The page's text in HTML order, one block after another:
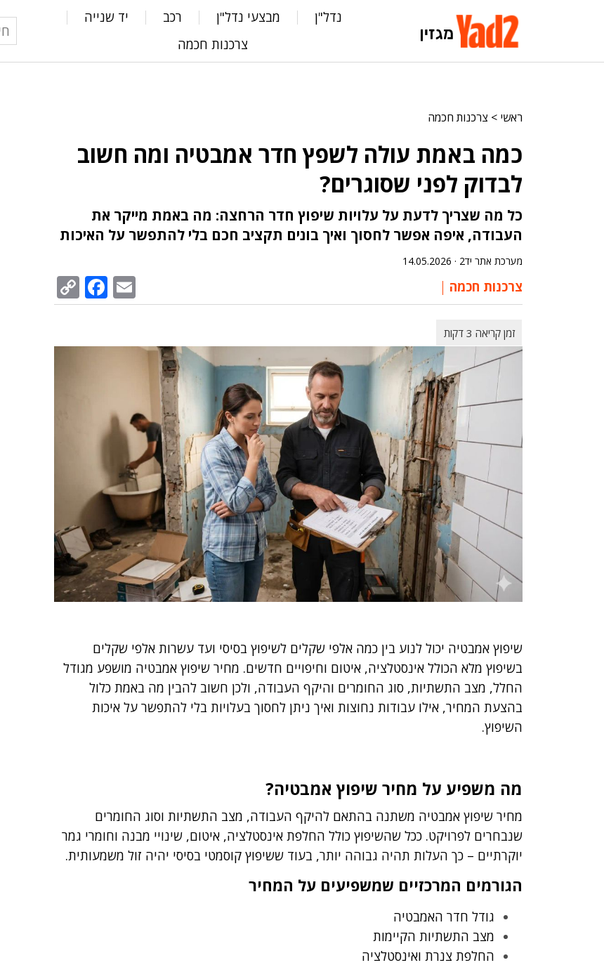
נדל"ן מבצעי נדל"ן רכב
יד שנייה
צרכנות חכמה
ראשי > צרכנות חכמה
כמה באמת עולה לשפץ חדר אמבטיה ומה חשוב
לבדוק לפני שסוגרים?
כל מה שצריך לדעת על עלויות שיפוץ חדר הרחצה: מה באמת מייקר את
העבודה, איפה אפשר לחסוך ואיך בונים תקציב חכם בלי להתפשר על האיכות
מערכת אתר יד2 · 14.05.2026
צרכנות חכמה Email
Facebook
Link
שיפוץ אמבטיה יכול לנוע בין כמה אלפי שקלים לשיפוץ בסיסי ועד עשרות אלפי שקלים
בשיפוץ מלא הכולל אינסטלציה, איטום וחיפויים חדשים. מחיר שיפוץ אמבטיה מושפע מגודל
החלל, מצב התשתיות, סוג החומרים והיקף העבודה, ולכן חשוב להבין מה באמת כלול
בהצעת המחיר, אילו עבודות נחוצות ואיך ניתן לחסוך בעלויות בלי להתפשר על איכות
השיפוץ.
מה משפיע על מחיר שיפוץ אמבטיה?
מחיר שיפוץ אמבטיה משתנה בהתאם להיקף העבודה, מצב התשתיות וסוג החומרים
שנבחרים לפרויקט. ככל שהשיפוץ כולל החלפת אינסטלציה, איטום, שינויי מבנה וחומרי גמר
יוקרתיים – כך העלות תהיה גבוהה יותר, בעוד ששיפוץ קוסמטי בסיסי יהיה זול משמעותית.
הגורמים המרכזיים שמשפיעים על המחיר
גודל חדר האמבטיה
מצב התשתיות הקיימות
החלפת צנרת ואינסטלציה